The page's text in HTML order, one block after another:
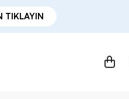
TIKLAYIN